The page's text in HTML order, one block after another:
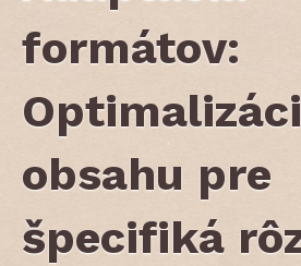
formátov:
obsahu pre
špecifiká